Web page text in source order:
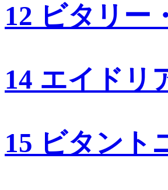
12 ビタリー
14 エイドリ
15 ビタント